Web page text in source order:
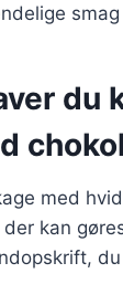
du
med
kan